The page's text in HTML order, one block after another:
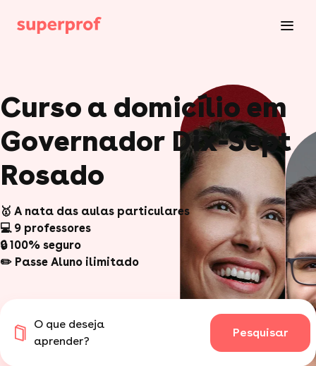
Curso a domicílio em
Governador Dix-Sept
Rosado
🥇 A nata das aulas particulares
💻 9 professores
🔒 100% seguro
✏️ Passe Aluno ilimitado
O que deseja
aprender?
Pesquisar